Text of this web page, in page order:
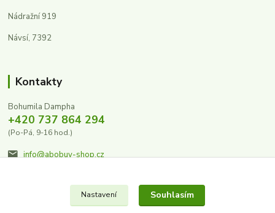
Nádražní 919
Návsí, 7392
Kontakty
Bohumila Dampha
+420 737 864 294
(Po-Pá, 9-16 hod.)
info@abobuv-shop.cz
Nastavení Souhlasím